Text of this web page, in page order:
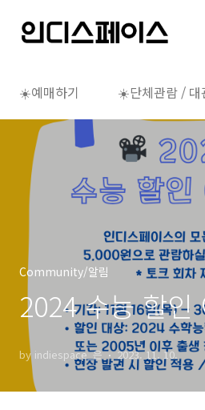
☀️예매하기 ☀️단체관람 / 대
Community/알림
2024 수능 할인
by indiespace_은 2023. 11. 10.